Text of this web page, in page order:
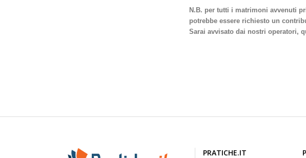
N.B. per tutti i matrimoni avvenuti
potrebbe essere richiesto un
Sarai avvisato dai nostri operatori,
PRATICHE.IT